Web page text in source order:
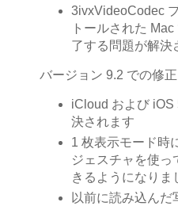
3ivxVideoCodec
トールされた
了する問題が解決
バージョン 9.2 での修正
iCloud および iOS
決されます
1 枚表示モード時
ジェスチャを使っ
きるようになりま
以前に読み込んだ